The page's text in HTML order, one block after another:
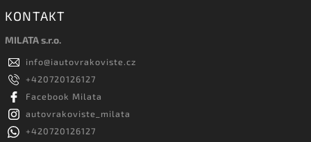
KONTAKT
MILATA s.r.o.
info@iautovrakoviste.cz
+420720126127
Facebook Milata
autovrakoviste_milata
+420720126127